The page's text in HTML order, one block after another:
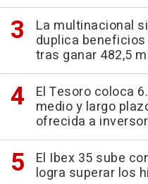
La multinacional
duplica
tras ganar 482,5
El Tesoro coloca
medio y largo
ofrecida a
El Ibex 35 sube
logra superar los